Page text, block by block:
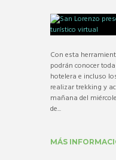
Con esta
podrán conocer
hotelera e incluso
realizar trekking y
mañana del
de...
MÁS